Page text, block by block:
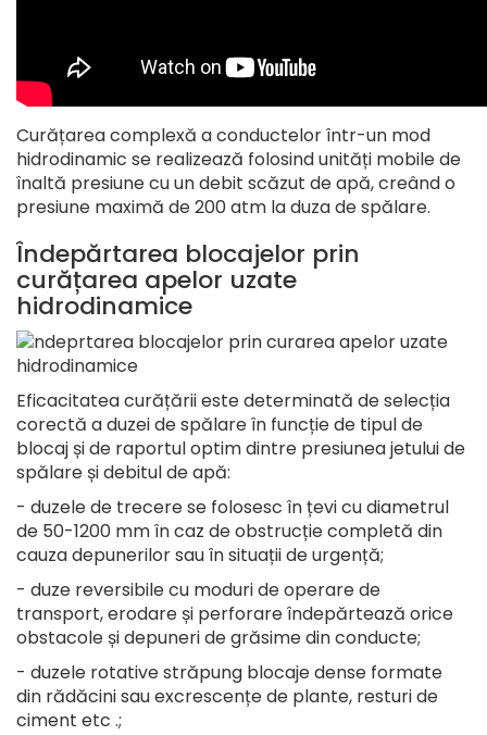
Curățarea complexă a conductelor într-un mod
hidrodinamic se realizează folosind unități mobile de
înaltă presiune cu un debit scăzut de apă, creând o
presiune maximă de 200 atm la duza de spălare.
Îndepărtarea blocajelor prin
curățarea apelor uzate
hidrodinamice
Eficacitatea curățării este determinată de selecția
corectă a duzei de spălare în funcție de tipul de
blocaj și de raportul optim dintre presiunea jetului de
spălare și debitul de apă:
- duzele de trecere se folosesc în țevi cu diametrul
de 50-1200 mm în caz de obstrucție completă din
cauza depunerilor sau în situații de urgență;
- duze reversibile cu moduri de operare de
transport, erodare și perforare îndepărtează orice
obstacole și depuneri de grăsime din conducte;
- duzele rotative străpung blocaje dense formate
din rădăcini sau excrescențe de plante, resturi de
ciment etc .;